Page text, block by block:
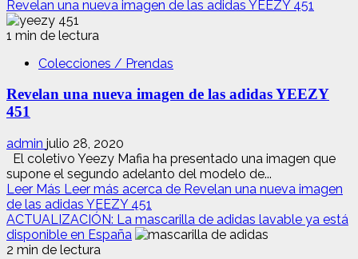
Revelan una nueva imagen de las adidas YEEZY 451
1 min de lectura
Colecciones / Prendas
Revelan una nueva imagen de las adidas YEEZY
451
admin julio 28, 2020
El coletivo Yeezy Mafia ha presentado una imagen que
supone el segundo adelanto del modelo de...
Leer Más Leer más acerca de Revelan una nueva imagen
de las adidas YEEZY 451
ACTUALIZACIÓN: La mascarilla de adidas lavable ya está
disponible en España
2 min de lectura